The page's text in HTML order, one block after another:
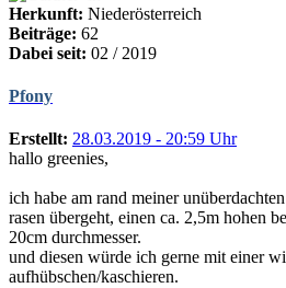
Herkunft: Niederösterreich
Beiträge: 62
Dabei seit: 02 / 2019
Pfony
Erstellt: 28.03.2019 - 20:59 Uhr
hallo greenies,
ich habe am rand meiner
rasen übergeht, einen ca. 2,5m hohen
20cm durchmesser.
und diesen würde ich gerne mit einer
aufhübschen/kaschieren.